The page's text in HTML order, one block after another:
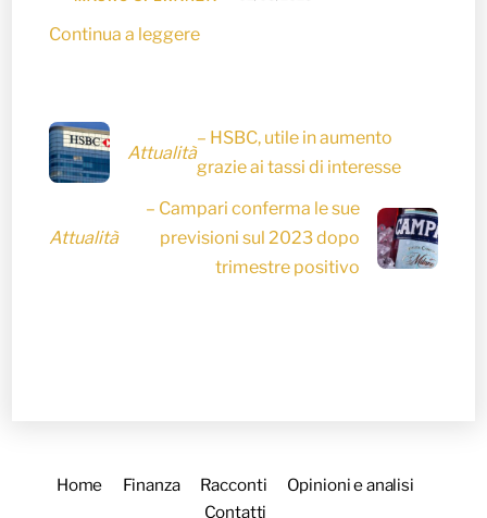
Continua a leggere
Attualità
– HSBC, utile in aumento
grazie ai tassi di interesse
Attualità
– Campari conferma le sue
previsioni sul 2023 dopo
trimestre positivo
Home Finanza Racconti
Opinioni e analisi
Contatti